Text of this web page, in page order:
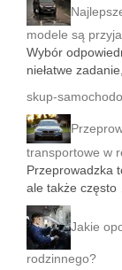
modele są
Wybór
niełatwe
skup-
transportowe w
Przeprowadzka
ale także
Jakie
rodzinnego?